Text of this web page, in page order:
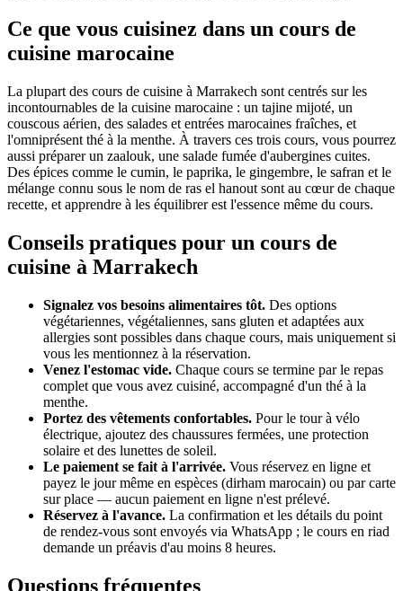
Ce que vous cuisinez dans un cours de
cuisine marocaine
La plupart des cours de cuisine à Marrakech sont centrés sur les
incontournables de la cuisine marocaine : un tajine mijoté, un
couscous aérien, des salades et entrées marocaines fraîches, et
l'omniprésent thé à la menthe. À travers ces trois cours, vous pourrez
aussi préparer un zaalouk, une salade fumée d'aubergines cuites.
Des épices comme le cumin, le paprika, le gingembre, le safran et le
mélange connu sous le nom de ras el hanout sont au cœur de chaque
recette, et apprendre à les équilibrer est l'essence même du cours.
Conseils pratiques pour un cours de
cuisine à Marrakech
Signalez vos besoins alimentaires tôt. Des options
végétariennes, végétaliennes, sans gluten et adaptées aux
allergies sont possibles dans chaque cours, mais uniquement si
vous les mentionnez à la réservation.
Venez l'estomac vide. Chaque cours se termine par le repas
complet que vous avez cuisiné, accompagné d'un thé à la
menthe.
Portez des vêtements confortables. Pour le tour à vélo
électrique, ajoutez des chaussures fermées, une protection
solaire et des lunettes de soleil.
Le paiement se fait à l'arrivée. Vous réservez en ligne et
payez le jour même en espèces (dirham marocain) ou par carte
sur place — aucun paiement en ligne n'est prélevé.
Réservez à l'avance. La confirmation et les détails du point
de rendez-vous sont envoyés via WhatsApp ; le cours en riad
demande un préavis d'au moins 8 heures.
Questions fréquentes